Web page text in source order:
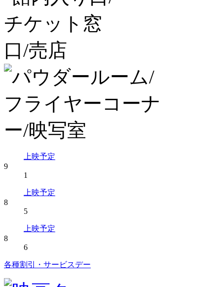
上映予定
9
1
上映予定
8
5
上映予定
8
6
各種割引・サービスデー